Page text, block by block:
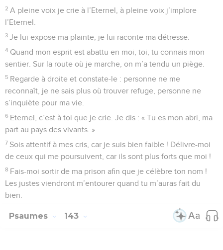
2 A pleine voix je crie à l’Eternel, à pleine voix j’implore
l’Eternel.
3 Je lui expose ma plainte, je lui raconte ma détresse.
4 Quand mon esprit est abattu en moi, toi, tu connais mon
sentier. Sur la route où je marche, on m’a tendu un piège.
5 Regarde à droite et constate-le : personne ne me
reconnaît, je ne sais plus où trouver refuge, personne ne
s’inquiète pour ma vie.
6 Eternel, c’est à toi que je crie. Je dis : « Tu es mon abri, ma
part au pays des vivants. »
7 Sois attentif à mes cris, car je suis bien faible ! Délivre-moi
de ceux qui me poursuivent, car ils sont plus forts que moi !
8 Fais-moi sortir de ma prison afin que je célèbre ton nom !
Les justes viendront m’entourer quand tu m’auras fait du
bien.
Psaumes 143